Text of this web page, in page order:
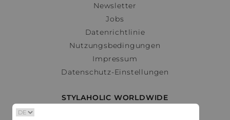
Newsletter
Jobs
Datenrichtlinie
Nutzungsbedingungen
Impressum
Datenschutz-Einstellungen
STYLAHOLIC WORLDWIDE